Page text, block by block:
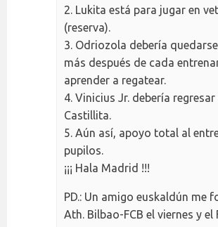
2. Lukita está para jugar en
(reserva).
3. Odriozola debería
más después de cada
aprender a regatear.
4. Vinicius Jr. debería
Castillita.
5. Aún así, apoyo total al
pupilos.
¡¡¡ Hala Madrid !!!
PD.: Un amigo euskaldún me
Ath. Bilbao-FCB el viernes y el